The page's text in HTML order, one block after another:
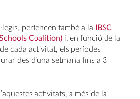
pertencen també a la
IBSC
Coalition) i, en funció de la
cada activitat, els períodes
des d’una setmana fins a 3
activitats, a més de la